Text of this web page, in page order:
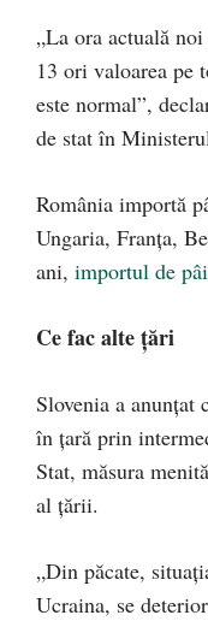
„La ora actuală
13 ori valoarea pe
este normal”,
de stat în
România importă
Ungaria, Franţa,
ani, importul de
Ce fac alte țări
Slovenia a anunțat
în țară prin
Stat, măsura
al țării.
„Din păcate,
Ucraina, se